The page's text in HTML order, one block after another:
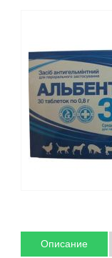
Описание